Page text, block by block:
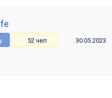
52 чел 30.05.2023